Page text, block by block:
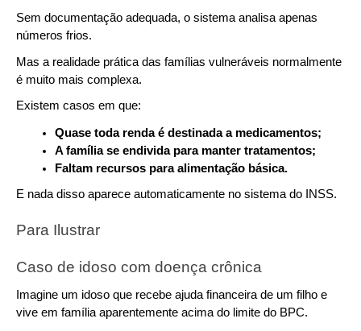
Sem documentação adequada, o sistema analisa apenas
números frios.
Mas a realidade prática das famílias vulneráveis normalmente
é muito mais complexa.
Existem casos em que:
Quase toda renda é destinada a medicamentos;
A família se endivida para manter tratamentos;
Faltam recursos para alimentação básica.
E nada disso aparece automaticamente no sistema do INSS.
Para Ilustrar
Caso de idoso com doença crônica
Imagine um idoso que recebe ajuda financeira de um filho e
vive em família aparentemente acima do limite do BPC.